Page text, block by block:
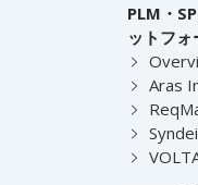
PLM・
ットフォ
Aras